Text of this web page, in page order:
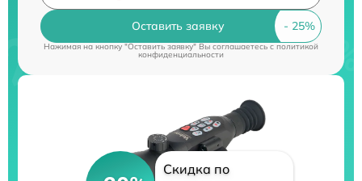
Оставить заявку
Нажимая на кнопку "Оставить заявку" Вы соглашаетесь cполитикой
конфиденциальности
Скидка по